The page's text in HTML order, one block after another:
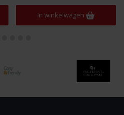
In winkelwagen